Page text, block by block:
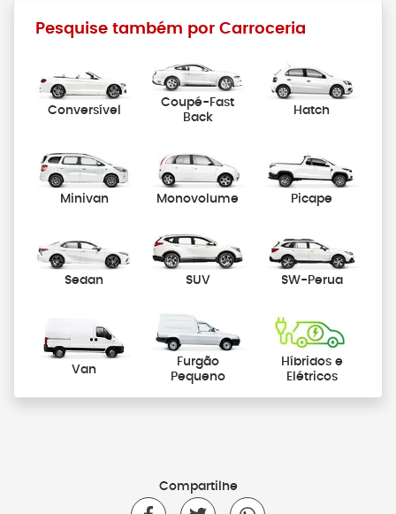
Pesquise também por Carroceria
Conversível
Coupé-Fast
Back
Hatch
Minivan Monovolume Picape
Sedan SUV SW-Perua
Van
Furgão
Pequeno
Híbridos e
Elétricos
Compartilhe